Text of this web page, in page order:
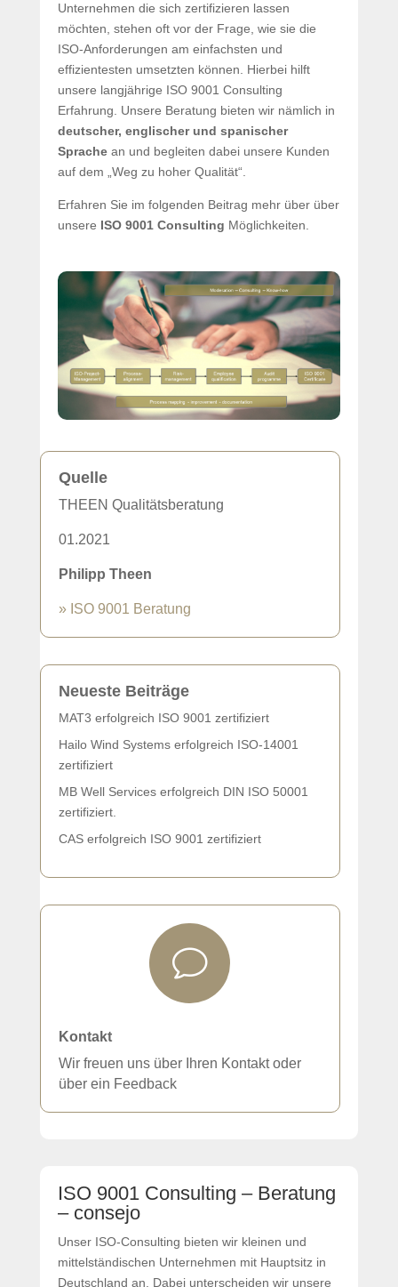
Unternehmen die sich zertifizieren lassen
möchten, stehen oft vor der Frage, wie sie die
ISO-Anforderungen am einfachsten und
effizientesten umsetzten können. Hierbei hilft
unsere langjährige ISO 9001 Consulting
Erfahrung. Unsere Beratung bieten wir nämlich in
deutscher, englischer und spanischer
Sprachean und begleiten dabei unsere Kunden
auf dem „Weg zu hoher Qualität“.
Erfahren Sie im folgenden Beitrag mehr über über
unsere ISO 9001 Consulting Möglichkeiten.
Quelle
THEEN Qualitätsberatung
01.2021
Philipp Theen
» ISO 9001 Beratung
Neueste Beiträge
MAT3 erfolgreich ISO 9001 zertifiziert
Hailo Wind Systems erfolgreich ISO-14001
zertifiziert
MB Well Services erfolgreich DIN ISO 50001
zertifiziert.
CAS erfolgreich ISO 9001 zertifiziert
v
Kontakt
Wir freuen uns über Ihren Kontakt oder
über ein Feedback
ISO 9001 Consulting – Beratung
– consejo
Unser ISO-Consulting bieten wir kleinen und
mittelständischen Unternehmen mit Hauptsitz in
Deutschland an. Dabei unterscheiden wir unsere